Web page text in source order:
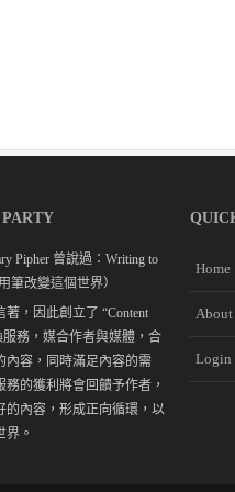
Pipher 曾說過：Writing to
筆改變這個世界）
，因此創立了 “Content
服務，媒合作者與媒體，合
內容，同時滿足內容的需
的獲利將會回饋予作者，
的內容，形成正向循環，以
界。
Home
About
Login